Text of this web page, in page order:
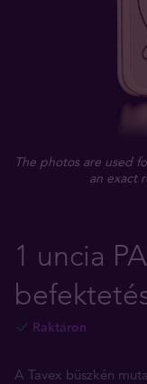
The photos are used
an exact
1 uncia
Raktáron
A Tavex büszkén